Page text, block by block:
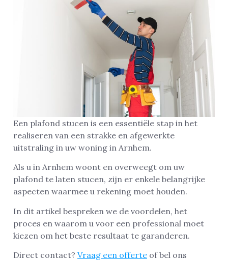
Een plafond stucen is een essentiële stap in het
realiseren van een strakke en afgewerkte
uitstraling in uw woning in Arnhem.
Als u in Arnhem woont en overweegt om uw
plafond te laten stucen, zijn er enkele belangrijke
aspecten waarmee u rekening moet houden.
In dit artikel bespreken we de voordelen, het
proces en waarom u voor een professional moet
kiezen om het beste resultaat te garanderen.
Direct contact? Vraag een offerte of bel ons